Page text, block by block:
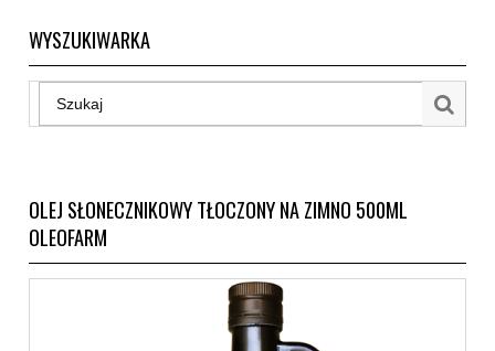
WYSZUKIWARKA
OLEJ SŁONECZNIKOWY TŁOCZONY NA ZIMNO 500ML
OLEOFARM